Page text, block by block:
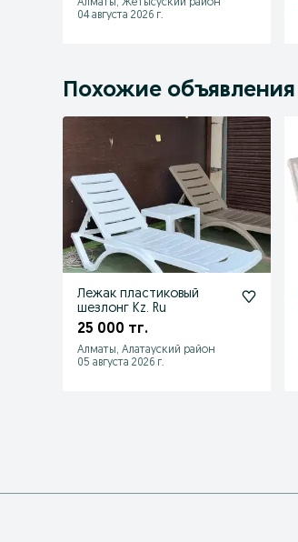
Алматы, Жетысуский район
04 августа 2026 г.
Похожие объявления
Лежак пластиковый
шезлонг Kz. Ru
25 000 тг.
Алматы, Алатауский район
05 августа 2026 г.